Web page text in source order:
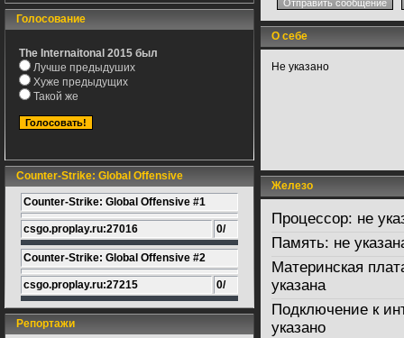
Голосование
The Internaitonal 2015 был
Лучше предыдуших
Хуже предыдущих
Такой же
Counter-Strike: Global Offensive
Counter-Strike: Global Offensive #1
csgo.proplay.ru:27016 0/
Counter-Strike: Global Offensive #2
csgo.proplay.ru:27215 0/
Репортажи
О себе
Не указано
Железо
Процессор: не
Память: не
Материнская
указана
Подключение к
указано